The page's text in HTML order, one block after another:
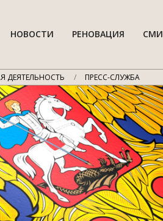
НОВОСТИ РЕНОВАЦИЯ СМИ
ДЕЯТЕЛЬНОСТЬ ПРЕСС-СЛУЖБА